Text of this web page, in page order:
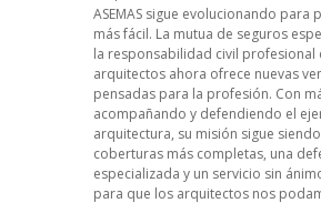
ASEMAS sigue evolucionando para
más fácil. La mutua de seguros
la responsabilidad civil profesional
arquitectos ahora ofrece nuevas
pensadas para la profesión. Con
acompañando y defendiendo el
arquitectura, su misión sigue
coberturas más completas, una
especializada y un servicio sin
para que los arquitectos nos